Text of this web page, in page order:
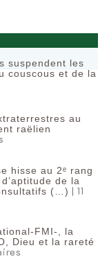
suspendent les
couscous et de la
au
raëlien
hisse au 2ᵉ rang
de la
(…)
| 11
FMI-, la
Dieu et la rareté